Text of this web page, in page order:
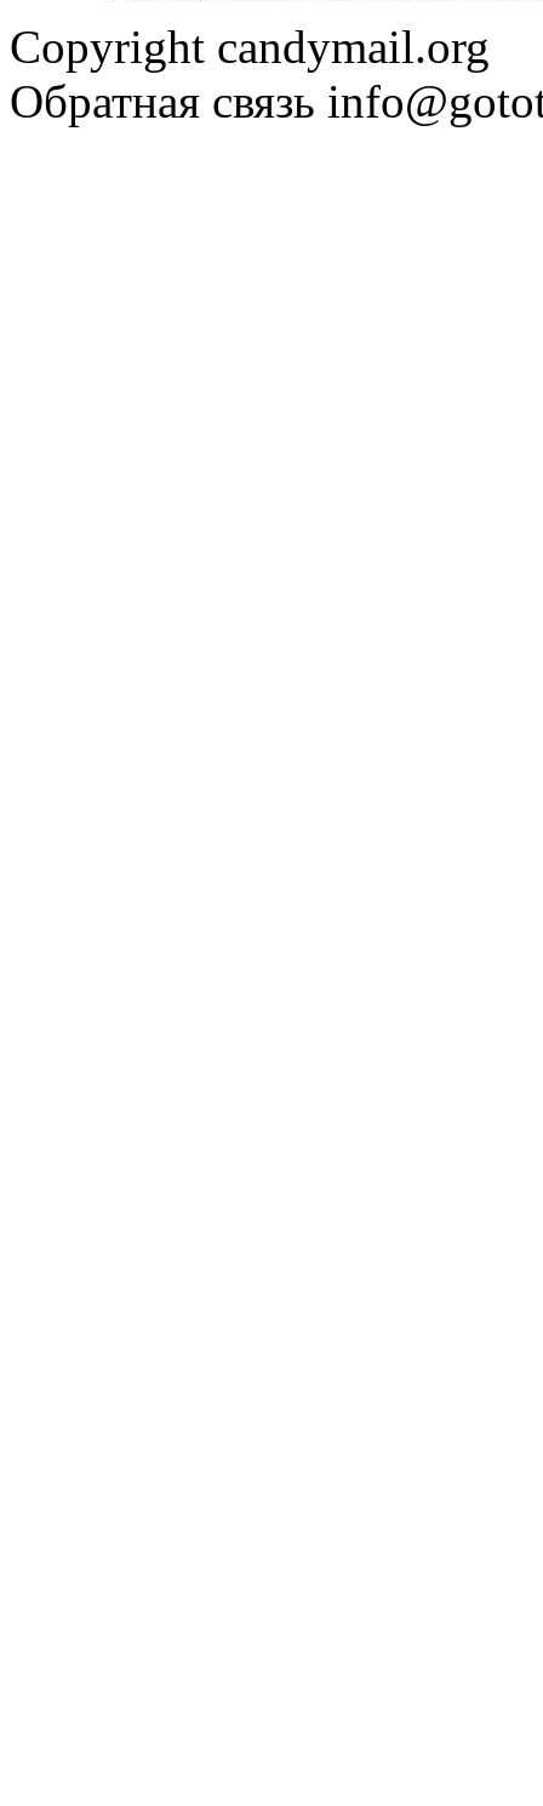
Copyright candymail.org
Обратная связь